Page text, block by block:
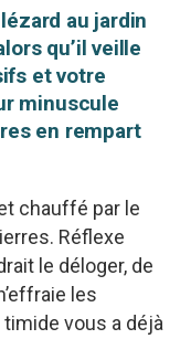
au jardin
qu’il veille
et votre
minuscule
en rempart
chauffé par le
Réflexe
le déloger, de
les
vous a déjà